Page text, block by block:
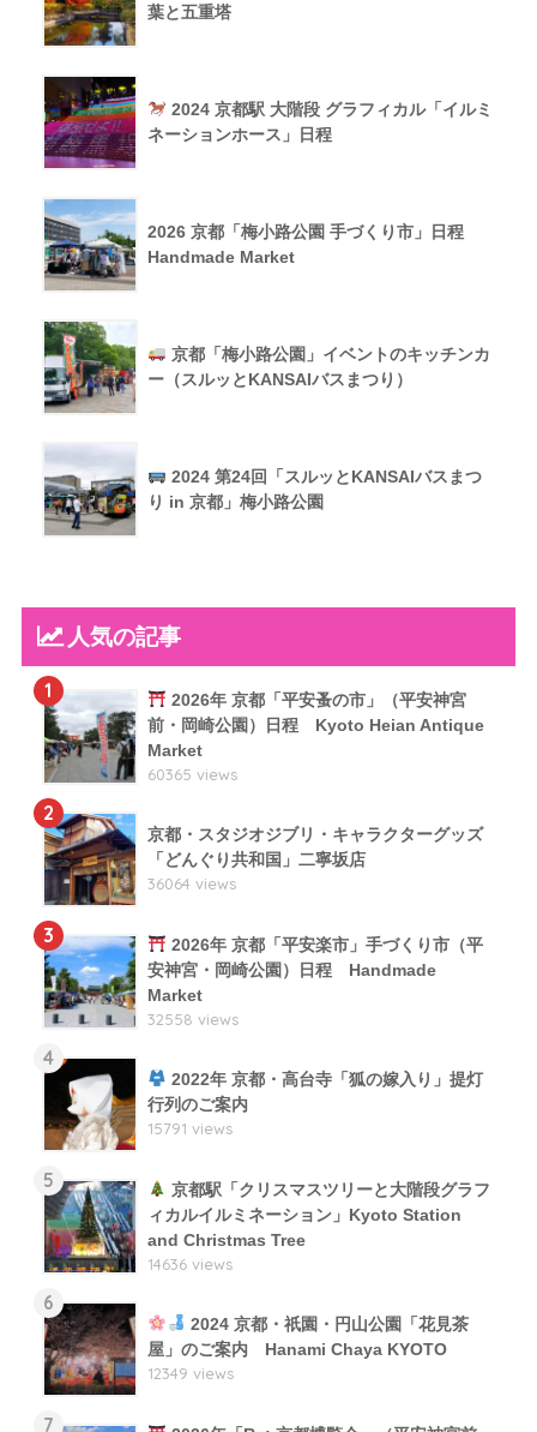
葉と五重塔
2024 京都駅 大階段 グラフィカル「イルミ
ネーションホース」日程
2026 京都「梅小路公園 手づくり市」日程
Handmade Market
京都「梅小路公園」イベントのキッチンカ
ー（スルッとKANSAIバスまつり）
2024 第24回「スルッとKANSAIバスまつ
り in 京都」梅小路公園
人気の記事
1
2026年 京都「平安蚤の市」（平安神宮
前・岡崎公園）日程 Kyoto Heian Antique
Market
60365 views
2
京都・スタジオジブリ・キャラクターグッズ
「どんぐり共和国」二寧坂店
36064 views
3
2026年 京都「平安楽市」手づくり市（平
安神宮・岡崎公園）日程 Handmade
Market
32558 views
4
2022年 京都・高台寺「狐の嫁入り」提灯
行列のご案内
15791 views
5
京都駅「クリスマスツリーと大階段グラフ
ィカルイルミネーション」Kyoto Station
and Christmas Tree
14636 views
6
2024 京都・祇園・円山公園「花見茶
屋」のご案内 Hanami Chaya KYOTO
12349 views
7